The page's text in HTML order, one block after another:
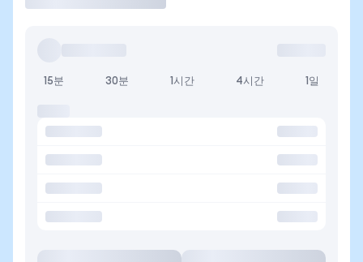
15분 30분 1시간 4시간 1일